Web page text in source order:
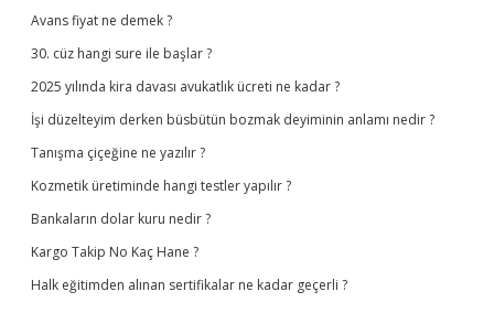
Avans fiyat ne demek ?
30. cüz hangi sure ile başlar ?
2025 yılında kira davası avukatlık ücreti ne kadar ?
İşi düzelteyim derken büsbütün bozmak deyiminin anlamı nedir ?
Tanışma çiçeğine ne yazılır ?
Kozmetik üretiminde hangi testler yapılır ?
Bankaların dolar kuru nedir ?
Kargo Takip No Kaç Hane ?
Halk eğitimden alınan sertifikalar ne kadar geçerli ?